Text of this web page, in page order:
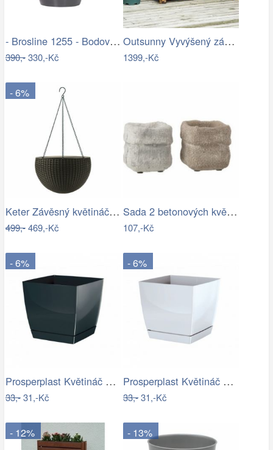
- Brosline 1255 - Bodové svítidlo POINT…
390,-330,-Kč
Outsunny Vyvýšený záhon z jedlového…
1399,-Kč
- 6%
Keter Závěsný květináč Sphere antracit,…
499,-469,-Kč
Sada 2 betonových květináčů Ciment – 8*…
107,-Kč
- 6%
Prosperplast Květináč Coubi Square s…
33,-31,-Kč
- 6%
Prosperplast Květináč Coubi Square s…
33,-31,-Kč
- 12% - 13%